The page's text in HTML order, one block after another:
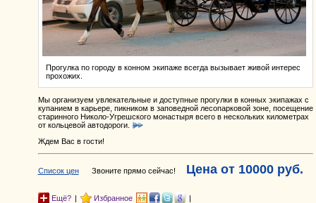
Прогулка по городу в конном экипаже всегда вызывает живой интерес
прохожих.
Мы организуем увлекательные и доступные прогулки в конных экипажах с
купанием в карьере, пикником в заповедной лесопарковой зоне, посещение
старинного Николо-Угрешского монастыря всего в нескольких километрах
от кольцевой автодороги.
Ждем Вас в гости!
Список цен Звоните прямо сейчас! Цена от 10000руб.
Ещё? | Избранное
|